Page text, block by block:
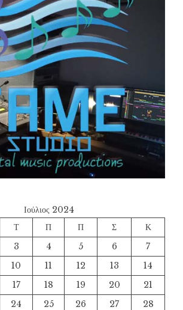
Ιούλιος 2024
Τ Π Π Σ
Κ
3 4 5 6
7
10 11 12 13
14
17 18 19 20
21
24 25 26 27
28